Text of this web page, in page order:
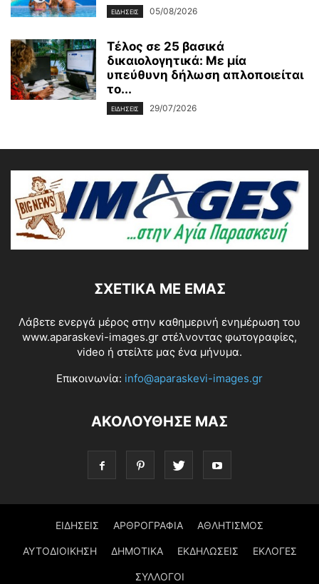
ΕΙΔΗΣΕΙΣ 05/08/2026
Τέλος σε 25 βασικά
δικαιολογητικά: Με μία
υπεύθυνη δήλωση απλοποιείται
το...
ΕΙΔΗΣΕΙΣ 29/07/2026
ΣΧΕΤΙΚΆ ΜΕ ΕΜΆΣ
Λάβετε ενεργά μέρος στην καθημερινή ενημέρωση του
www.aparaskevi-images.gr στέλνοντας φωτογραφίες,
video ή στείλτε μας ένα μήνυμα.
Επικοινωνία: info@aparaskevi-images.gr
ΑΚΟΛΟΥΘΗΣΕ ΜΑΣ
ΕΙΔΗΣΕΙΣ ΑΡΘΡΟΓΡΑΦΙΑ ΑΘΛΗΤΙΣΜΟΣ
ΑΥΤΟΔΙΟΙΚΗΣΗ ΔΗΜΟΤΙΚΑ ΕΚΔΗΛΩΣΕΙΣ ΕΚΛΟΓΕΣ
ΣΥΛΛΟΓΟΙ